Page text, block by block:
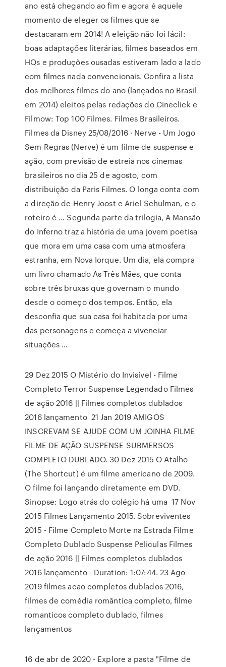
ano está chegando ao fim e agora é aquele
momento de eleger os filmes que se
destacaram em 2014! A eleição não foi fácil:
boas adaptações literárias, filmes baseados em
HQs e produções ousadas estiveram lado a lado
com filmes nada convencionais. Confira a lista
dos melhores filmes do ano (lançados no Brasil
em 2014) eleitos pelas redações do Cineclick e
Filmow: Top 100 Filmes. Filmes Brasileiros.
Filmes da Disney 25/08/2016 · Nerve - Um Jogo
Sem Regras (Nerve) é um filme de suspense e
ação, com previsão de estreia nos cinemas
brasileiros no dia 25 de agosto, com
distribuição da Paris Filmes. O longa conta com
a direção de Henry Joost e Ariel Schulman, e o
roteiro é … Segunda parte da trilogia, A Mansão
do Inferno traz a história de uma jovem poetisa
que mora em uma casa com uma atmosfera
estranha, em Nova Iorque. Um dia, ela compra
um livro chamado As Três Mães, que conta
sobre três bruxas que governam o mundo
desde o começo dos tempos. Então, ela
desconfia que sua casa foi habitada por uma
das personagens e começa a vivenciar
situações …
29 Dez 2015 O Mistério do Invisível - Filme
Completo Terror Suspense Legendado Filmes
de ação 2016 || Filmes completos dublados
2016 lançamento 21 Jan 2019 AMIGOS
INSCREVAM SE AJUDE COM UM JOINHA FILME
FILME DE AÇÃO SUSPENSE SUBMERSOS
COMPLETO DUBLADO. 30 Dez 2015 O Atalho
(The Shortcut) é um filme americano de 2009.
O filme foi lançando diretamente em DVD.
Sinopse: Logo atrás do colégio há uma 17 Nov
2015 Filmes Lançamento 2015. Sobreviventes
2015 - Filme Completo Morte na Estrada Filme
Completo Dublado Suspense Peliculas Filmes
de ação 2016 || Filmes completos dublados
2016 lançamento - Duration: 1:07:44. 23 Ago
2019 filmes acao completos dublados 2016,
filmes de comédia romântica completo, filme
romanticos completo dublado, filmes
lançamentos
16 de abr de 2020 - Explore a pasta "Filme de